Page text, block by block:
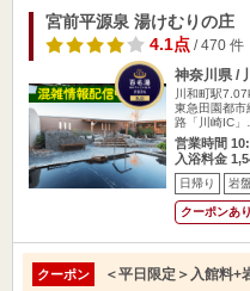
宮前平源泉 湯けむりの庄
4.1点/ 470 件
神奈川県 /
川和町駅
東急田園都市
路「川崎IC」
営業時間
入浴料金
日帰り 岩
クーポンあり
クーポン ＜平日限定＞入館料+